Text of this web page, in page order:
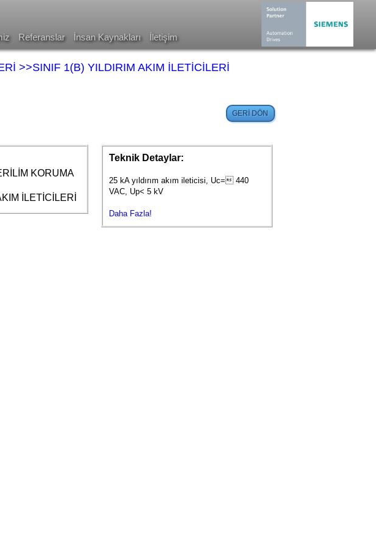
Referanslar İnsan Kaynakları İletişim
>>SINIF 1(B) YILDIRIM AKIM İLETİCİLERİ
KORUMA
İLETİCİLERİ
Teknik Detaylar:
25 kA yıldırım akım ileticisi, Uc= 440
VAC, Up< 5 kV
Daha Fazla!